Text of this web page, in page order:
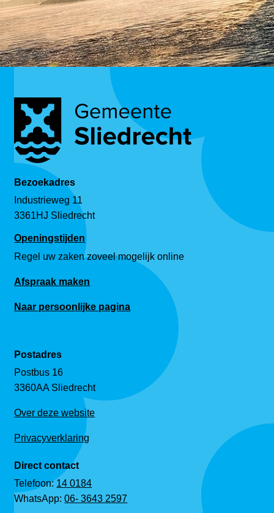
Bezoekadres
Industrieweg 11
3361HJ Sliedrecht
Openingstijden
Regel uw zaken zoveel mogelijk online
Afspraak maken
Naar persoonlijke pagina
Postadres
Postbus 16
3360AA Sliedrecht
Over deze website
Privacyverklaring
Direct contact
Telefoon:14 0184
WhatsApp:06- 3643 2597